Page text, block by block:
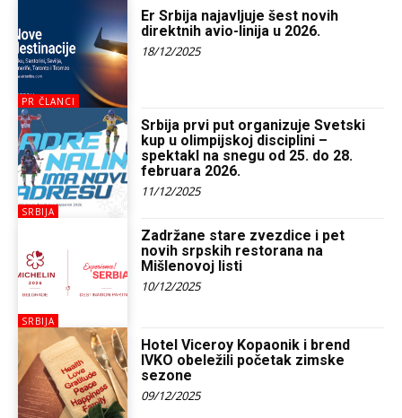
PR ČLANCI
Er Srbija najavljuje šest novih
direktnih avio-linija u 2026.
18/12/2025
SRBIJA
Srbija prvi put organizuje Svetski
kup u olimpijskoj disciplini –
spektakl na snegu od 25. do 28.
februara 2026.
11/12/2025
SRBIJA
Zadržane stare zvezdice i pet
novih srpskih restorana na
Mišlenovoj listi
10/12/2025
Hotel Viceroy Kopaonik i brend
IVKO obeležili početak zimske
sezone
09/12/2025